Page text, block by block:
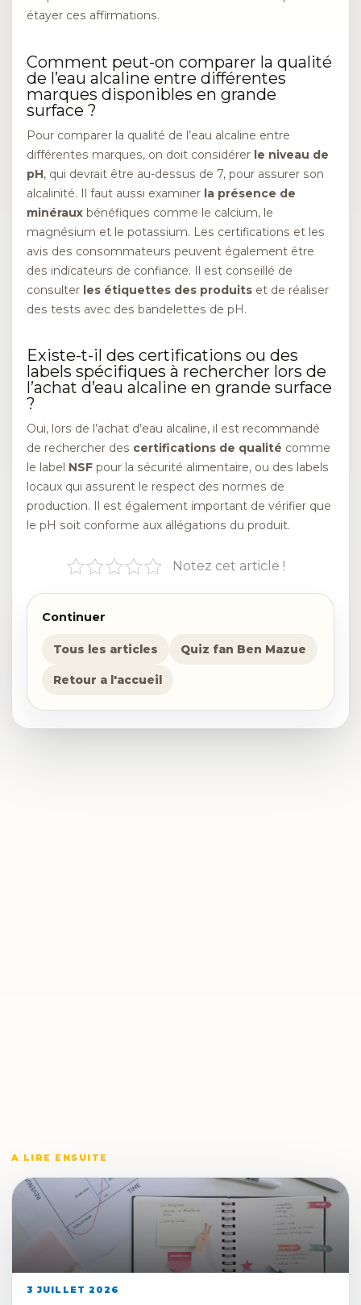
étayer ces affirmations.
Comment peut-on comparer la qualité
de l’eau alcaline entre différentes
marques disponibles en grande
surface ?
Pour comparer la qualité de l’eau alcaline entre
différentes marques, on doit considérer le niveau de
pH, qui devrait être au-dessus de 7, pour assurer son
alcalinité. Il faut aussi examiner la présence de
minéraux bénéfiques comme le calcium, le
magnésium et le potassium. Les certifications et les
avis des consommateurs peuvent également être
des indicateurs de confiance. Il est conseillé de
consulter les étiquettes des produits et de réaliser
des tests avec des bandelettes de pH.
Existe-t-il des certifications ou des
labels spécifiques à rechercher lors de
l’achat d’eau alcaline en grande surface
?
Oui, lors de l’achat d’eau alcaline, il est recommandé
de rechercher des certifications de qualité comme
le label NSF pour la sécurité alimentaire, ou des labels
locaux qui assurent le respect des normes de
production. Il est également important de vérifier que
le pH soit conforme aux allégations du produit.
Notez cet article !
Continuer
Tous les articles Quiz fan Ben Mazue
Retour a l'accueil
A LIRE ENSUITE
3 JUILLET 2026